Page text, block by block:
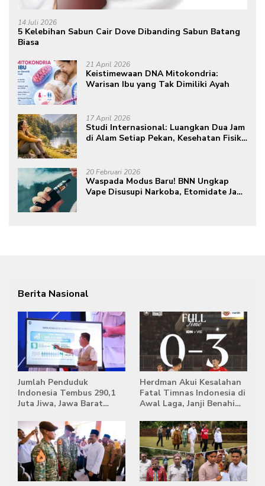
14 Juli 2026
5 Kelebihan Sabun Cair Dove Dibanding Sabun Batang
Biasa
21 April 2026
Keistimewaan DNA Mitokondria:
Warisan Ibu yang Tak Dimiliki Ayah
17 April 2026
Studi Internasional: Luangkan Dua Jam
di Alam Setiap Pekan, Kesehatan Fisik
20 Februari 2026
Waspada Modus Baru! BNN Ungkap
Vape Disusupi Narkoba, Etomidate Jadi
Berita Nasional
Jumlah Penduduk
Indonesia Tembus 290,1
Juta Jiwa, Jawa Barat
Terpadat
Herdman Akui Kesalahan
Fatal Timnas Indonesia di
Awal Laga, Janji Benahi
Singapura